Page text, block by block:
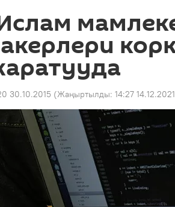
30.10.2015 (Жаңыртылды: 14:27 14.12.2021